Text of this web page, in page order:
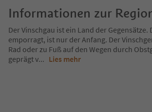
Informationen zur
Der Vinschgau ist ein Land der
emporragt, ist nur der Anfang. Der
Rad oder zu Fuß auf den Wegen durch
geprägt v... Lies mehr